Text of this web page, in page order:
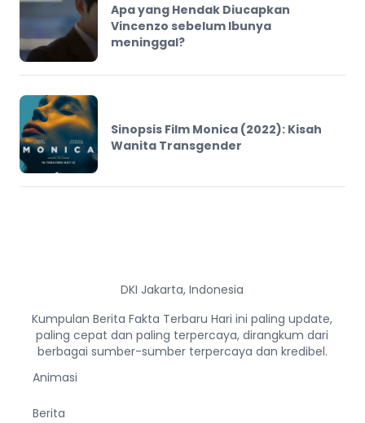
Apa yang Hendak Diucapkan
Vincenzo sebelum Ibunya
meninggal?
Sinopsis Film Monica (2022): Kisah
Wanita Transgender
DKI Jakarta, Indonesia
Kumpulan Berita Fakta Terbaru Hari ini paling update,
paling cepat dan paling terpercaya, dirangkum dari
berbagai sumber-sumber terpercaya dan kredibel.
Animasi
Berita